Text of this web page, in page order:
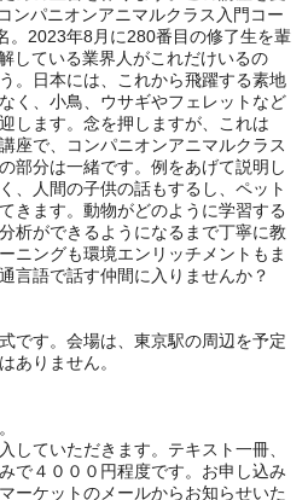
ンパニオンアニマルクラス入門コー
。2023年8 月に280番目の修了生を輩
している業界人がこれだけいるの
。日本には、これから飛躍する素地
く、小鳥、ウサギやフェレットなど
します。念を押しますが、これは
座で、コンパニオンアニマルクラス
部分は一緒です。例をあげて説明し
、人間の子供の話もするし、ペット
きます。動物がどのように学習する
析ができるようになるまで丁寧に教
ニングも環境エンリッチメントもま
言語で話す仲間に入りませんか？
です。会場は、東京駅の周辺を予定
ありません。
していただきます。テキスト一冊、
で４０００円程度です。お申し込み
ーケットのメールからお知らせいた